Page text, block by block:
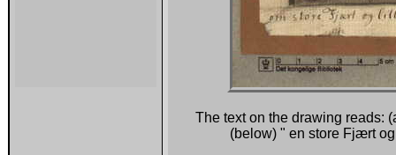
The text on the drawing reads:
(below) " en store Fjært